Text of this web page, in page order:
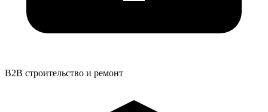
B2B строительство и ремонт